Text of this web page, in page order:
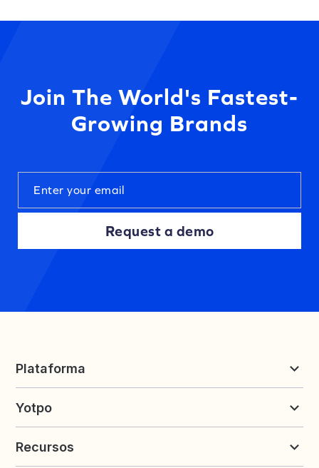
Join The World's Fastest-
Growing Brands
Request a demo
Plataforma
Fidelidad y Referidos
Yotpo
Contáctanos
Recursos